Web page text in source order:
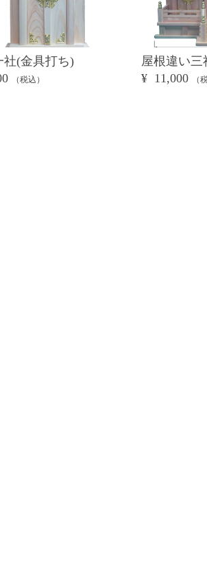
社(金具打ち)
（税込）
屋根違い三
¥ 11,000
（